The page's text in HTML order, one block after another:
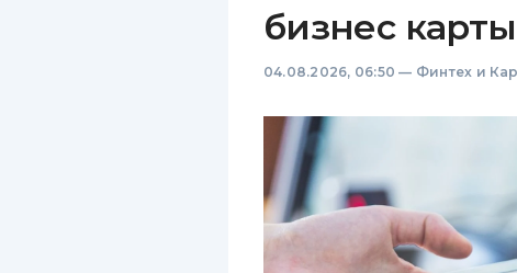
бизнес
04.08.2026, 06:50 — Финтех и